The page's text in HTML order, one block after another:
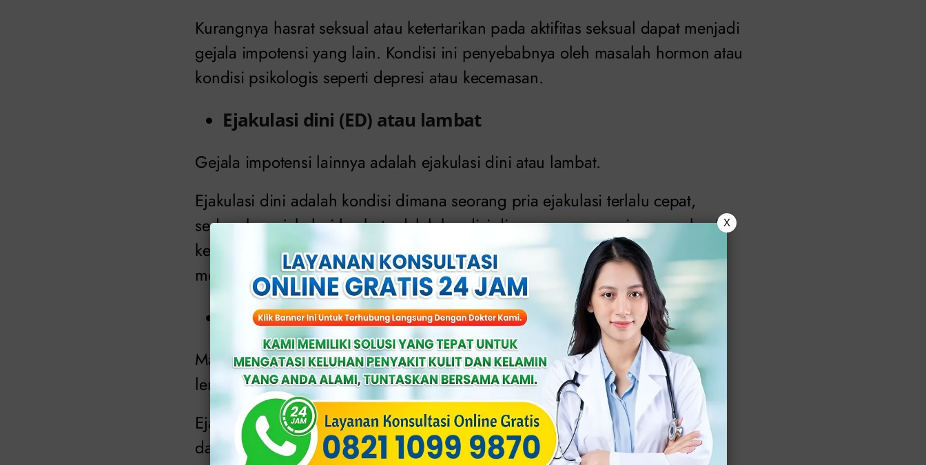
Kurangnya hasrat seksual atau ketertarikan pada aktifitas seksual dapat menjadi
gejala impotensi yang lain. Kondisi ini penyebabnya oleh masalah hormon atau
kondisi psikologis seperti depresi atau kecemasan.
Ejakulasi dini (ED) atau lambat
Gejala impotensi lainnya adalah ejakulasi dini atau lambat.
Ejakulasi dini adalah kondisi dimana seorang pria ejakulasi terlalu cepat,
sedangkan ejakulasi lambat adalah kondisi dimana seorang pria mengalami
kesulitan mencapai orgasme atau butuh waktu yang lebih lama untuk
mencapainya.
Masalah dengan orgasme
Masalah dengan orgasme seperti ejakulasi retrograde atau orgasme yang
lemah, juga dapat menjadi gejala impotensi.
Ejakulasi retrograde terjadi ketika sebagian atau seluruh air mani mengalir ke
dalam kandung kemih daripada keluar melalui penis.
X